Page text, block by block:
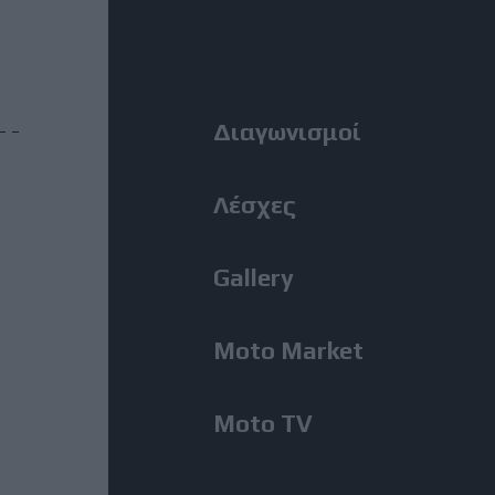
ΜοtoGP: Θετικά νέα για τον
MotoGP: Ο Lecuona θα
στο Silverstone
Διαγωνισμοί
Λέσχες
Gallery
Moto Market
Moto TV